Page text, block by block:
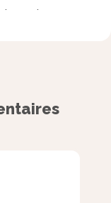
de Gaulle
France